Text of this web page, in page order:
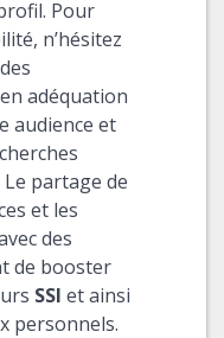
Pour
n’hésitez
adéquation
audience et
partage de
et les
des
de booster
SSI et ainsi
personnels.